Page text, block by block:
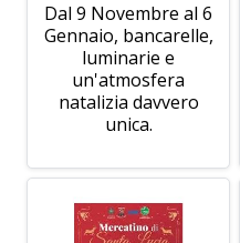
Dal 9 Novembre al 6
Gennaio, bancarelle,
luminarie e
un'atmosfera
natalizia davvero
unica.